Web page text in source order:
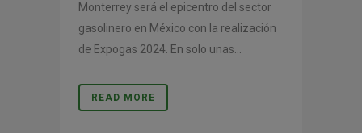
Monterrey será el epicentro del sector
gasolinero en México con la realización
de Expogas 2024. En solo unas...
READ MORE